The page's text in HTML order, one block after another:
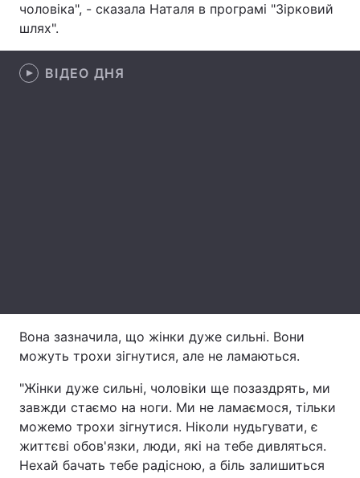
Зброя Інциденти
Здоров'я Туризм
Цікавинки
Послуги
чоловіка", - сказала Наталя в програмі "Зірковий
шлях".
ВІДЕО ДНЯ
Вона зазначила, що жінки дуже сильні. Вони
можуть трохи зігнутися, але не ламаються.
"Жінки дуже сильні, чоловіки ще позаздрять, ми
завжди стаємо на ноги. Ми не ламаємося, тільки
можемо трохи зігнутися. Ніколи нудьгувати, є
життєві обов'язки, люди, які на тебе дивляться.
Нехай бачать тебе радісною, а біль залишиться